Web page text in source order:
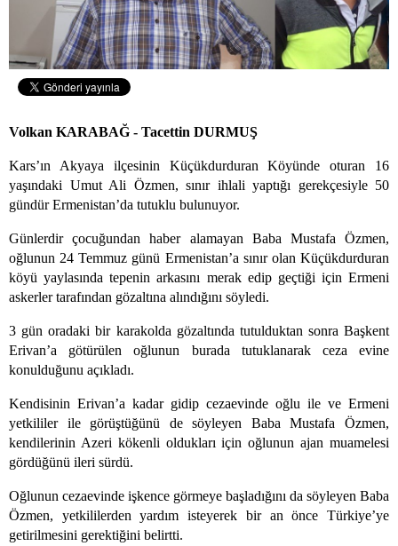
Volkan KARABAĞ - Tacettin DURMUŞ
Kars’ın Akyaya ilçesinin Küçükdurduran Köyünde oturan 16
yaşındaki Umut Ali Özmen, sınır ihlali yaptığı gerekçesiyle 50
gündür Ermenistan’da tutuklu bulunuyor.
Günlerdir çocuğundan haber alamayan Baba Mustafa Özmen,
oğlunun 24 Temmuz günü Ermenistan’a sınır olan Küçükdurduran
köyü yaylasında tepenin arkasını merak edip geçtiği için Ermeni
askerler tarafından gözaltına alındığını söyledi.
3 gün oradaki bir karakolda gözaltında tutulduktan sonra Başkent
Erivan’a götürülen oğlunun burada tutuklanarak ceza evine
konulduğunu açıkladı.
Kendisinin Erivan’a kadar gidip cezaevinde oğlu ile ve Ermeni
yetkililer ile görüştüğünü de söyleyen Baba Mustafa Özmen,
kendilerinin Azeri kökenli oldukları için oğlunun ajan muamelesi
gördüğünü ileri sürdü.
Oğlunun cezaevinde işkence görmeye başladığını da söyleyen Baba
Özmen, yetkililerden yardım isteyerek bir an önce Türkiye’ye
getirilmesini gerektiğini belirtti.